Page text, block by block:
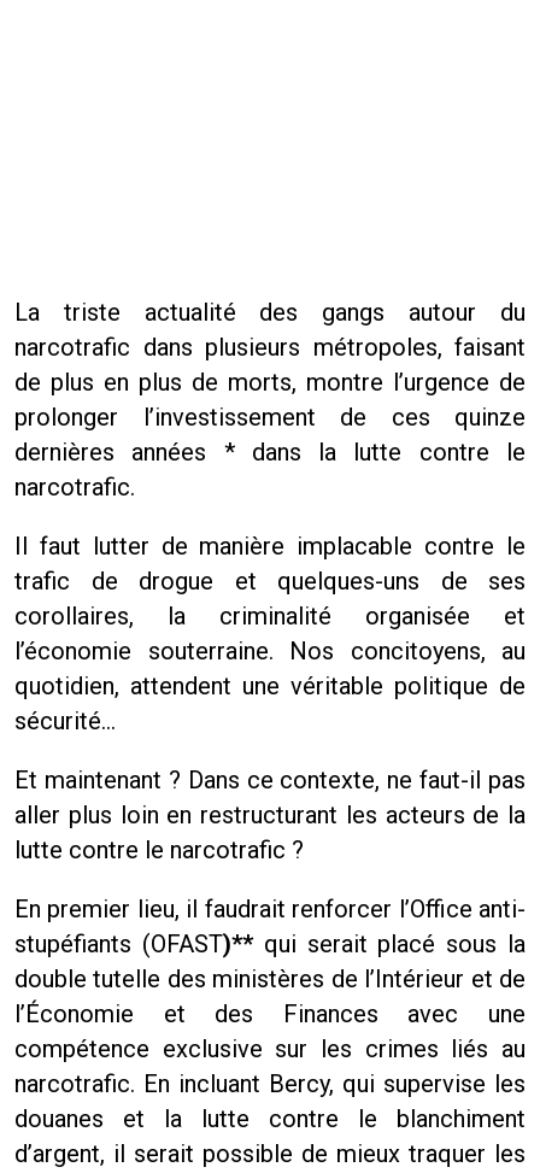
La triste actualité des gangs autour du
narcotrafic dans plusieurs métropoles, faisant
de plus en plus de morts, montre l’urgence de
prolonger l’investissement de ces quinze
dernières années * dans la lutte contre le
narcotrafic.
Il faut lutter de manière implacable contre le
trafic de drogue et quelques-uns de ses
corollaires, la criminalité organisée et
l’économie souterraine. Nos concitoyens, au
quotidien, attendent une véritable politique de
sécurité…
Et maintenant ? Dans ce contexte, ne faut-il pas
aller plus loin en restructurant les acteurs de la
lutte contre le narcotrafic ?
En premier lieu, il faudrait renforcer l’Office anti-
stupéfiants (OFAST)** qui serait placé sous la
double tutelle des ministères de l’Intérieur et de
l’Économie et des Finances avec une
compétence exclusive sur les crimes liés au
narcotrafic. En incluant Bercy, qui supervise les
douanes et la lutte contre le blanchiment
d’argent, il serait possible de mieux traquer les